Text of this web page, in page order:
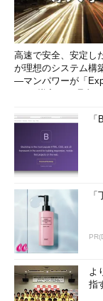
高速で安全、安定し
が理想のシステム構
―マンパワーが「
よ
指